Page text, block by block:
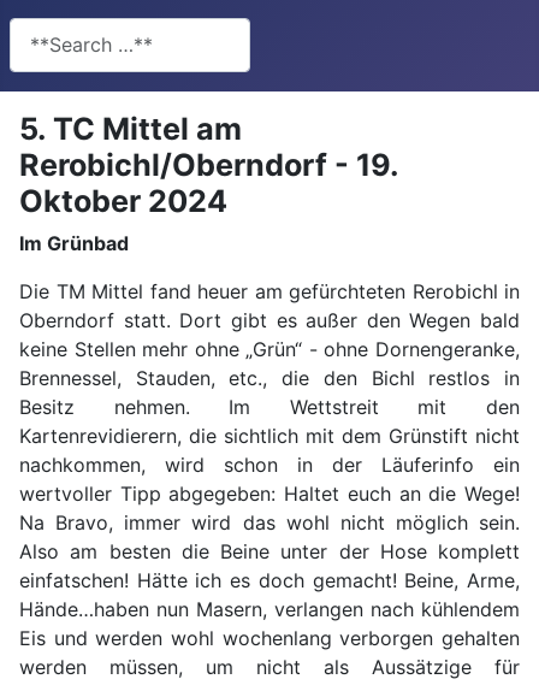
**Search**
5. TC Mittel am
Rerobichl/Oberndorf - 19.
Oktober 2024
Im Grünbad
Die TM Mittel fand heuer am gefürchteten Rerobichl in
Oberndorf statt. Dort gibt es außer den Wegen bald
keine Stellen mehr ohne „Grün“ - ohne Dornengeranke,
Brennessel, Stauden, etc., die den Bichl restlos in
Besitz nehmen. Im Wettstreit mit den
Kartenrevidierern, die sichtlich mit dem Grünstift nicht
nachkommen, wird schon in der Läuferinfo ein
wertvoller Tipp abgegeben: Haltet euch an die Wege!
Na Bravo, immer wird das wohl nicht möglich sein.
Also am besten die Beine unter der Hose komplett
einfatschen! Hätte ich es doch gemacht! Beine, Arme,
Hände…haben nun Masern, verlangen nach kühlendem
Eis und werden wohl wochenlang verborgen gehalten
werden müssen, um nicht als Aussätzige für